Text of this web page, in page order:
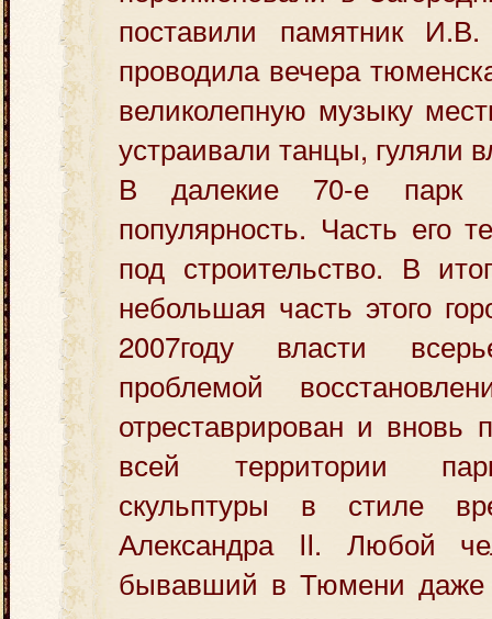
поставили памятник
проводила вечера
великолепную музыку
устраивали танцы, гуляли
В далекие 70-е парк
популярность. Часть его
под строительство. В
небольшая часть этого
2007году власти
проблемой
отреставрирован и
всей территории
скульптуры в стиле
Александра II. Любой
бывавший в Тюмени даже